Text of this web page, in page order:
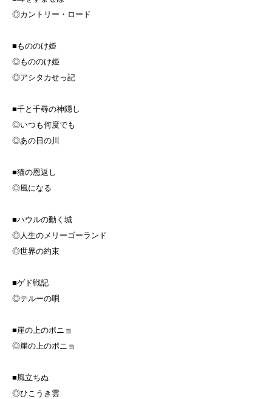
◎カントリー・ロード
■もののけ姫
◎もののけ姫
◎アシタカせっ記
■千と千尋の神隠し
◎いつも何度でも
◎あの日の川
■猫の恩返し
◎風になる
■ハウルの動く城
◎人生のメリーゴーランド
◎世界の約束
■ゲド戦記
◎テルーの唄
■崖の上のポニョ
◎崖の上のポニョ
■風立ちぬ
◎ひこうき雲